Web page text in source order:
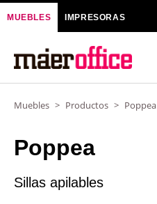
contenido
MUEBLES IMPRESORAS
Muebles > Productos > Poppea
Poppea
Sillas apilables